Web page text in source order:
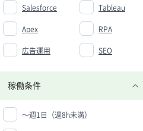
Salesforce Tableau
Apex RPA
広告運用 SEO
稼働条件
〜週1日（週8h未満）